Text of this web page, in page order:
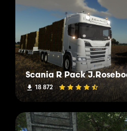
Scania R Pack
18 872